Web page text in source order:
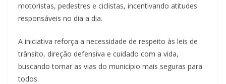
motoristas, pedestres e ciclistas, incentivando atitudes
responsáveis no dia a dia.
A iniciativa reforça a necessidade de respeito às leis de
trânsito, direção defensiva e cuidado com a vida,
buscando tornar as vias do município mais seguras para
todos.